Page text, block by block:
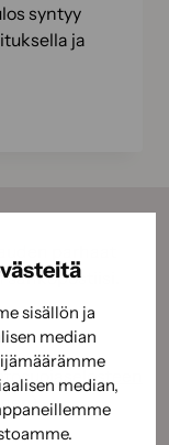
sisällön ja
median
median,
syntyy
ja